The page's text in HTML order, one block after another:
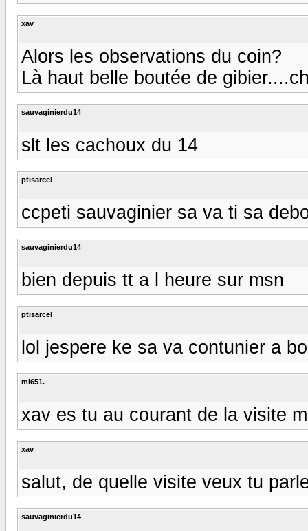
xav
Alors les observations du coin?
Là haut belle boutée de
sauvaginierdu14
slt les cachoux du 14
ptisarcel
ccpeti sauvaginier sa va ti sa
sauvaginierdu14
bien depuis tt a l heure sur msn
ptisarcel
lol jespere ke sa va contunier a
ml651.
xav es tu au courant de la visite
xav
salut, de quelle visite veux tu
sauvaginierdu14